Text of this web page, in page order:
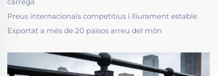
càrrega
Preus internacionals competitius i lliurament estable
Exportat a més de 20 països arreu del món